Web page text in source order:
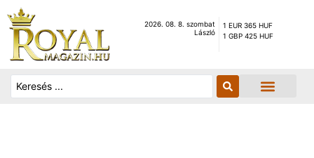
2026. 08. 8. szombat
László
1 EUR 365 HUF
1 GBP 425 HUF